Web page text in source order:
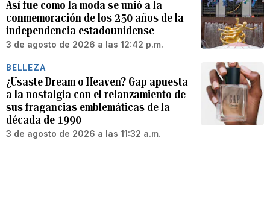
Así fue como la moda se unió a la
conmemoración de los 250 años de la
independencia estadounidense
3 de agosto de 2026 a las 12:42 p.m.
BELLEZA
¿Usaste Dream o Heaven? Gap apuesta
a la nostalgia con el relanzamiento de
sus fragancias emblemáticas de la
década de 1990
3 de agosto de 2026 a las 11:32 a.m.